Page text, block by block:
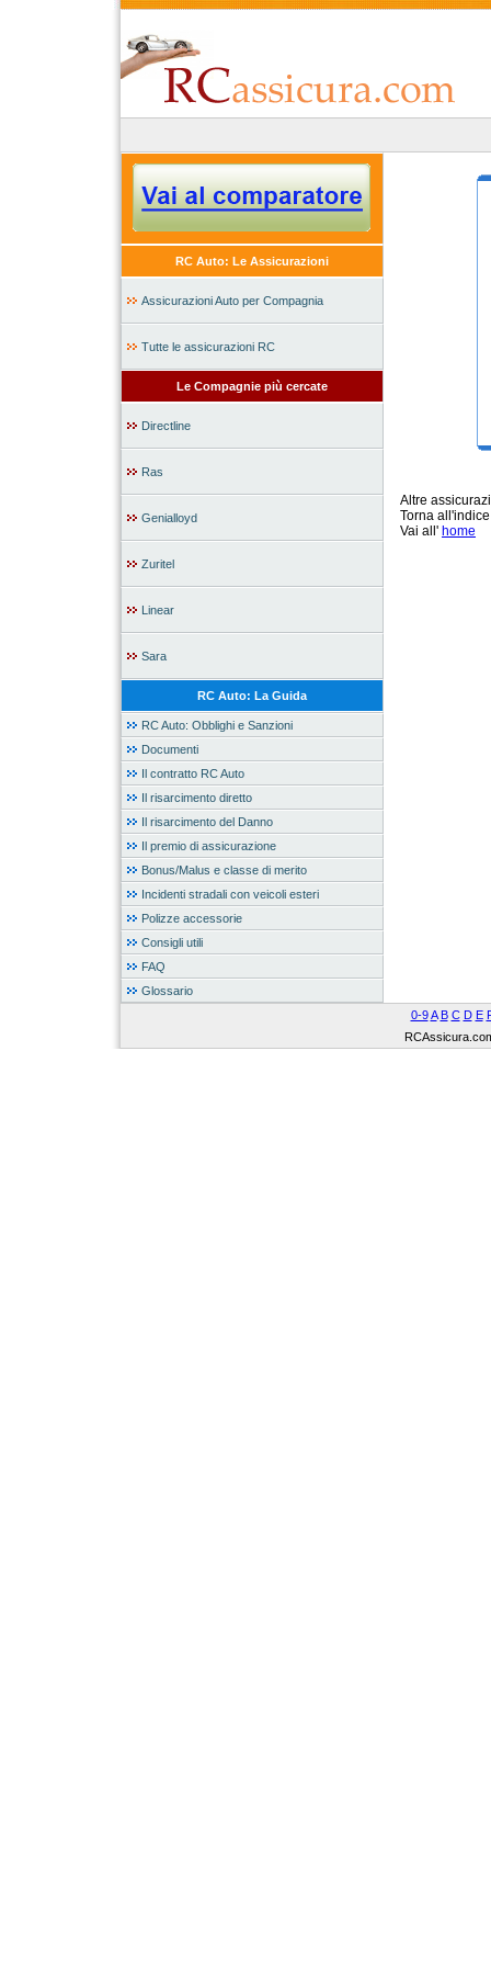
RC Auto: Le Assicurazioni
Assicurazioni Auto per Compagnia
Tutte le assicurazioni RC
Le Compagnie più cercate
Directline
Ras
Genialloyd
Zuritel
Linear
Sara
RC Auto: La Guida
RC Auto: Obblighi e Sanzioni
Documenti
Il contratto RC Auto
Il risarcimento diretto
Il risarcimento del Danno
Il premio di assicurazione
Bonus/Malus e classe di merito
Incidenti stradali con veicoli esteri
Polizze accessorie
Consigli utili
FAQ
Glossario
Altre
Torna
Vai all' home
0-9 A B C D E